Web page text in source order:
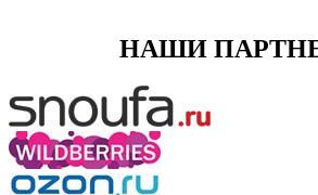
НАШИ